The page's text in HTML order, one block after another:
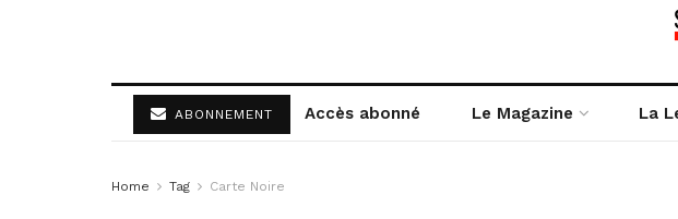
ABONNEMENT Accès abonné Le Magazine La
Home Tag Carte Noire